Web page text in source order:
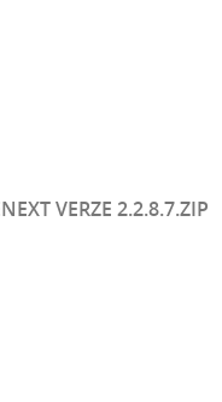
VERZE 2.2.8.7.ZIP